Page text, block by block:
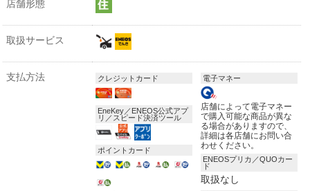
店舗形態
取扱サービス
支払方法 クレジットカード
EneKey／ENEOS公式アプ
リ／スピード決済ツール
ポイントカード
電子マネー
店舗によって電子マネー
で購入可能な商品が異な
る場合がありますので、
詳細は各店舗にお問い合
わせください。
ENEOSプリカ／QUOカー
ド
取扱なし